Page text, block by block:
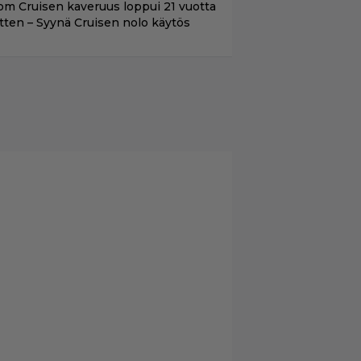
Cruisen kaveruus loppui 21 vuotta
– Syynä Cruisen nolo käytös